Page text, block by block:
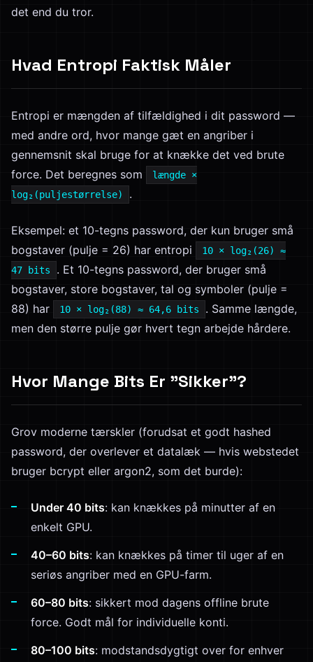
det end du tror.
Hvad Entropi Faktisk Måler
Entropi er mængden af tilfældighed i dit password —
med andre ord, hvor mange gæt en angriber i
gennemsnit skal bruge for at knække det ved brute
force. Det beregnes som
længde ×
log₂(puljestørrelse)
.
Eksempel: et 10-tegns password, der kun bruger små
bogstaver (pulje = 26) har entropi
10 × log₂(26) ≈
47 bits
. Et 10-tegns password, der bruger små
bogstaver, store bogstaver, tal og symboler (pulje =
88) har
10 × log₂(88) ≈ 64,6 bits
. Samme længde,
men den større pulje gør hvert tegn arbejde hårdere.
Hvor Mange Bits Er "Sikker"?
Grov moderne tærskler (forudsat et godt hashed
password, der overlever et datalæk — hvis webstedet
bruger bcrypt eller argon2, som det burde):
Under 40 bits: kan knækkes på minutter af en
enkelt GPU.
40–60 bits: kan knækkes på timer til uger af en
seriøs angriber med en GPU-farm.
60–80 bits: sikkert mod dagens offline brute
force. Godt mål for individuelle konti.
80–100 bits: modstandsdygtigt over for enhver